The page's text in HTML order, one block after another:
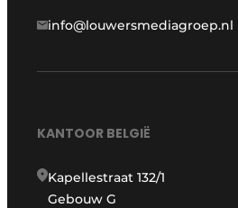
info@louwersmediagroep.nl
KANTOOR BELGIË
Kapellestraat 132/1
Gebouw G